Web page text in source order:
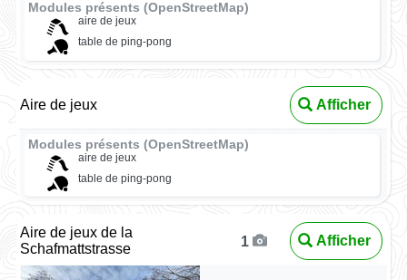
Modules présents (OpenStreetMap)
aire de jeux
table de ping-pong
Aire de jeux Afficher
Modules présents (OpenStreetMap)
aire de jeux
table de ping-pong
Aire de jeux de la
Schafmattstrasse
1 Afficher